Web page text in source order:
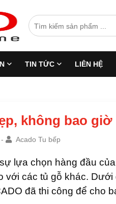
TIN TỨC LIÊN HỆ
không bao giờ
Acado Tu bếp
lựa chọn hàng đầu
với các tủ gỗ khác.
đã thi công để cho